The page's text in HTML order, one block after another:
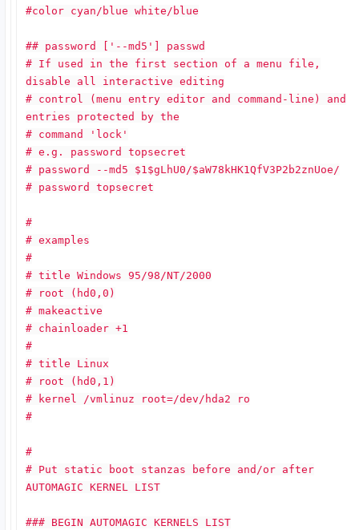
#color cyan/blue white/blue
## password ['--md5'] passwd
# If used in the first section of a menu file,
disable all interactive editing
# control (menu entry editor and command-line) and
entries protected by the
# command 'lock'
# e.g. password topsecret
# password --md5 $1$gLhU0/$aW78kHK1QfV3P2b2znUoe/
# password topsecret
#
# examples
#
# title Windows 95/98/NT/2000
# root (hd0,0)
# makeactive
# chainloader +1
#
# title Linux
# root (hd0,1)
# kernel /vmlinuz root=/dev/hda2 ro
#
#
# Put static boot stanzas before and/or after
AUTOMAGIC KERNEL LIST
### BEGIN AUTOMAGIC KERNELS LIST